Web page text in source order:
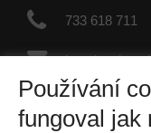
733 618 711
IČO:
Fyzická
Používání
fungoval jak